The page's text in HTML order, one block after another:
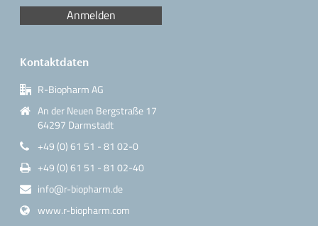
Kontaktdaten
R-Biopharm AG
An der Neuen Bergstraße 17
64297 Darmstadt
+49 (0) 61 51 - 81 02-0
+49 (0) 61 51 - 81 02-40
info@r-biopharm.de
www.r-biopharm.com